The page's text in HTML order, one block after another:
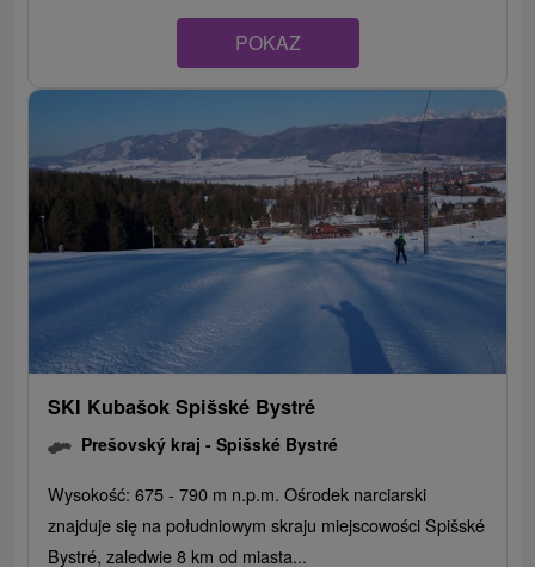
POKAZ
SKI Kubašok Spišské Bystré
Prešovský kraj -Spišské Bystré
Wysokość: 675 - 790 m n.p.m. Ośrodek narciarski
znajduje się na południowym skraju miejscowości Spišské
Bystré, zaledwie 8 km od miasta...